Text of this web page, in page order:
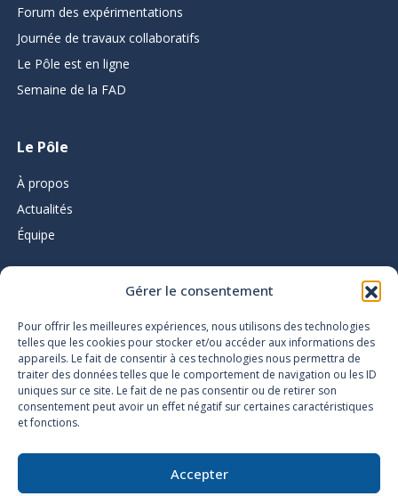
Gérer le consentement
Pour offrir les meilleures expériences, nous utilisons des technologies
telles que les cookies pour stocker et/ou accéder aux informations des
appareils. Le fait de consentir à ces technologies nous permettra de
traiter des données telles que le comportement de navigation ou les ID
uniques sur ce site. Le fait de ne pas consentir ou de retirer son
consentement peut avoir un effet négatif sur certaines caractéristiques
et fonctions.
Accepter
Forum des expérimentations
Journée de travaux collaboratifs
Le Pôle est en ligne
Semaine de la FAD
Le Pôle
À propos
Actualités
Équipe
L’infolettre du Pôle d’expertise
Politique de confidentialité
Politique des témoins